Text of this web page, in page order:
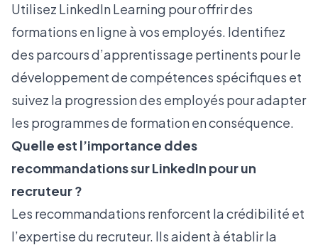
Utilisez LinkedIn Learning pour offrir des
formations en ligne à vos employés. Identifiez
des parcours d’apprentissage pertinents pour le
développement de compétences spécifiques et
suivez la progression des employés pour adapter
les programmes de formation en conséquence.
Quelle est l’importance ddes
recommandations sur LinkedIn pour un
recruteur ?
Les recommandations renforcent la crédibilité et
l’expertise du recruteur. Ils aident à établir la